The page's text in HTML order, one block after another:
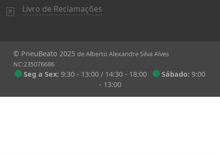
Livro de Reclamações
© PneuBeato 2025 de Alberto Alexandre Silva Alves
NC:235076686
Seg a Sex: 9:30 - 13:00 / 14:30 - 18:00 Sábado: 9:00
- 13:00